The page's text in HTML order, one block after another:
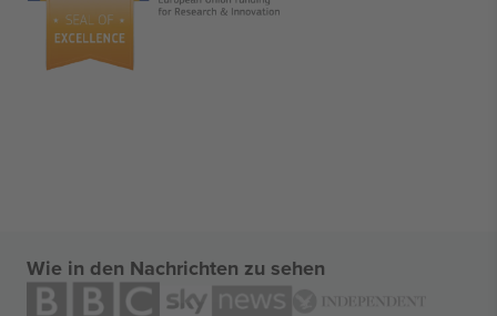
Wie in den Nachrichten zu sehen